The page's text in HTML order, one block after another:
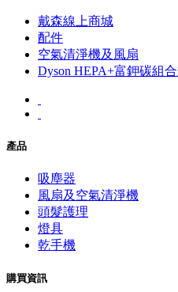
戴森線上商城
配件
空氣清淨機及風扇
Dyson HEPA+富鉀碳組
產品
吸塵器
風扇及空氣清淨機
頭髮護理
燈具
乾手機
購買資訊